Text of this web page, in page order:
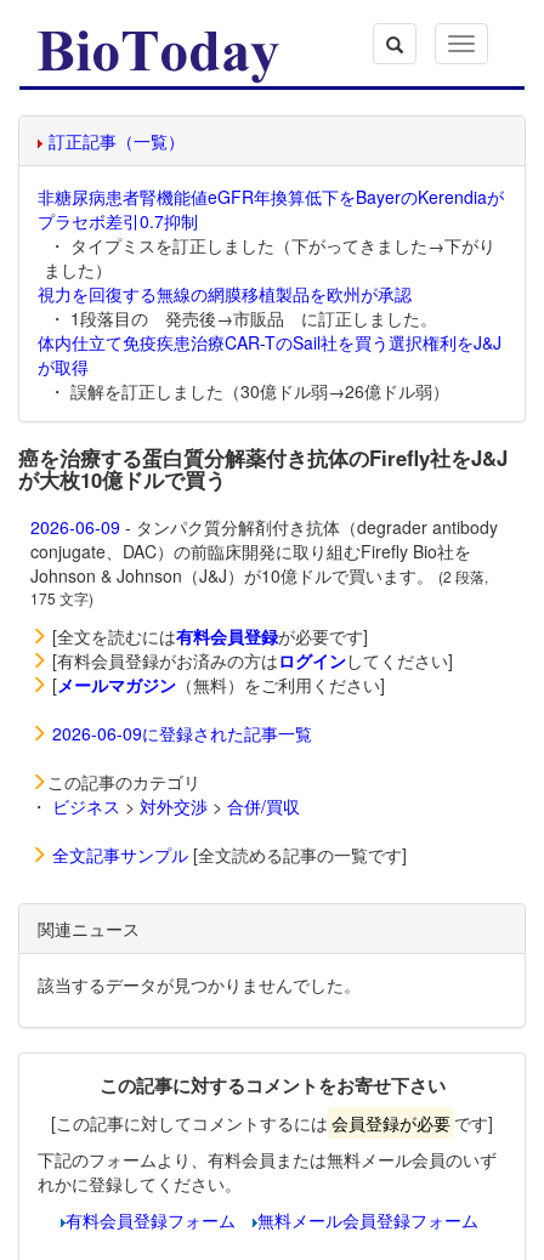
Toggle
navigation
訂正記事（一覧）
非糖尿病患者腎機能値eGFR年換算低下をBayerのKerendiaが
プラセボ差引0.7抑制
・ タイプミスを訂正しました（下がってきました→下がり
ました）
視力を回復する無線の網膜移植製品を欧州が承認
・ 1段落目の 発売後→市販品 に訂正しました。
体内仕立て免疫疾患治療CAR-TのSail社を買う選択権利をJ&J
が取得
・ 誤解を訂正しました（30億ドル弱→26億ドル弱）
癌を治療する蛋白質分解薬付き抗体のFirefly社をJ&J
が大枚10億ドルで買う
2026-06-09 - タンパク質分解剤付き抗体（degrader antibody
conjugate、DAC）の前臨床開発に取り組むFirefly Bio社を
Johnson & Johnson（J&J）が10億ドルで買います。
(2 段落,
175 文字)
[全文を読むには有料会員登録が必要です]
[有料会員登録がお済みの方はログインしてください]
[メールマガジン （無料）をご利用ください]
2026-06-09に登録された記事一覧
この記事のカテゴリ
・ ビジネス > 対外交渉 > 合併/買収
全文記事サンプル [全文読める記事の一覧です]
関連ニュース
該当するデータが見つかりませんでした。
この記事に対するコメントをお寄せ下さい
[この記事に対してコメントするには 会員登録が必要 です]
下記のフォームより、有料会員または無料メール会員のいず
れかに登録してください。
有料会員登録フォーム
無料メール会員登録フォーム